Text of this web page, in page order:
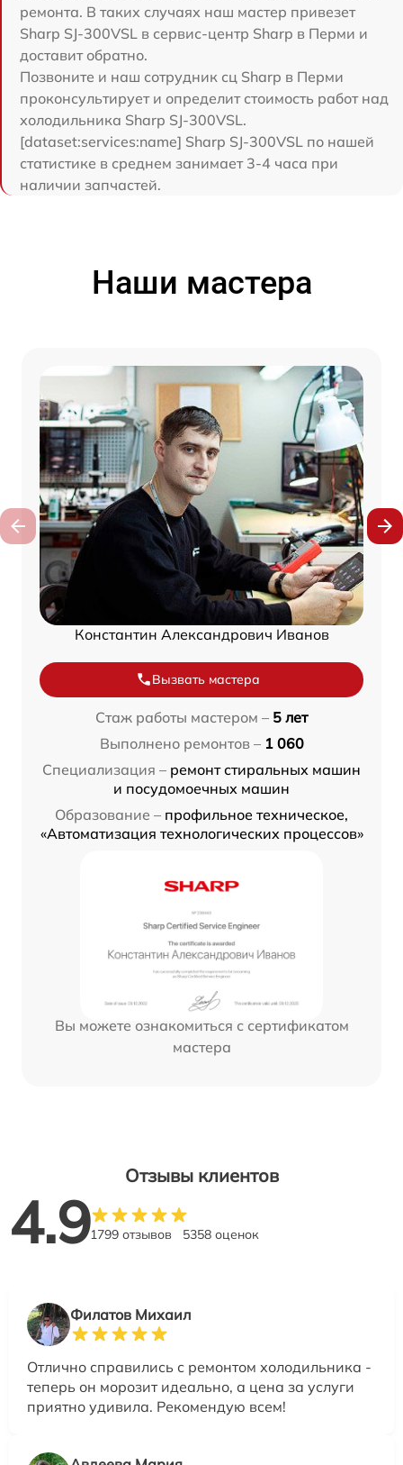
ремонта. В таких случаях наш мастер привезет
Sharp SJ-300VSL в сервис-центр Sharp в Перми и
доставит обратно.
Позвоните и наш сотрудник сц Sharp в Перми
проконсультирует и определит стоимость работ над
холодильника Sharp SJ-300VSL.
[dataset:services:name] Sharp SJ-300VSL по нашей
статистике в среднем занимает 3-4 часа при
наличии запчастей.
Наши мастера
Константин Александрович Иванов
Вызвать мастера
Стаж работы мастером – 5 лет
Выполнено ремонтов – 1 060
Специализация – ремонт стиральных машин
и посудомоечных машин
Образование – профильное техническое,
«Автоматизация технологических процессов»
Вы можете ознакомиться с сертификатом
мастера
Отзывы клиентов
4.91799 отзывов 5358 оценок
Филатов Михаил
Отлично справились с ремонтом холодильника -
теперь он морозит идеально, а цена за услуги
приятно удивила. Рекомендую всем!